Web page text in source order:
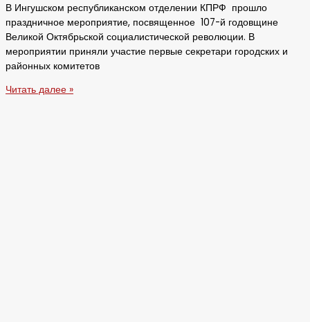
В Ингушском республиканском отделении КПРФ прошло
праздничное мероприятие, посвященное 107-й годовщине
Великой Октябрьской социалистической революции. В
мероприятии приняли участие первые секретари городских и
районных комитетов
Читать далее »